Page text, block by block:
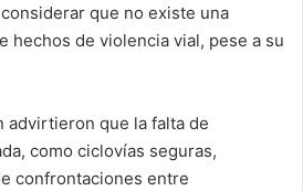
que no existe una
hechos de violencia vial, pese a su
advirtieron que la falta de
como ciclovías seguras,
confrontaciones entre